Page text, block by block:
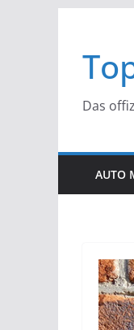
springen
Das
AUTO